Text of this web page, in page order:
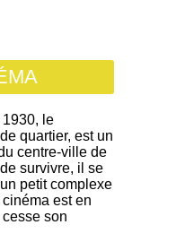
le
quartier, est un
centre-ville de
survivre, il se
petit complexe
est en
son